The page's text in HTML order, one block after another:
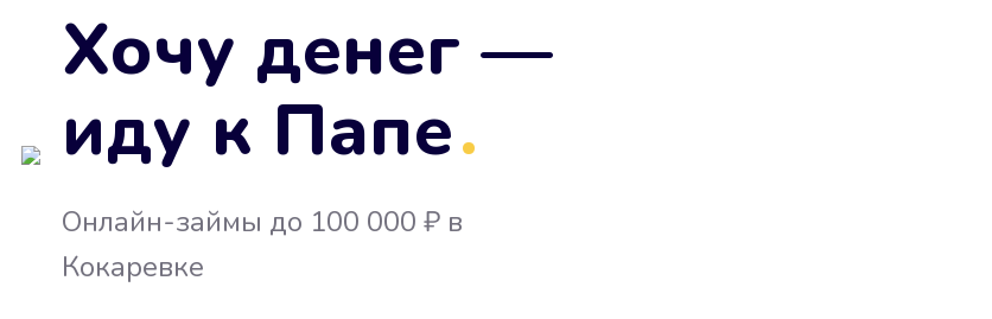
Хочу денег —
иду к Папе
.
Онлайн-займы до 100 000 ₽ в
Кокаревке